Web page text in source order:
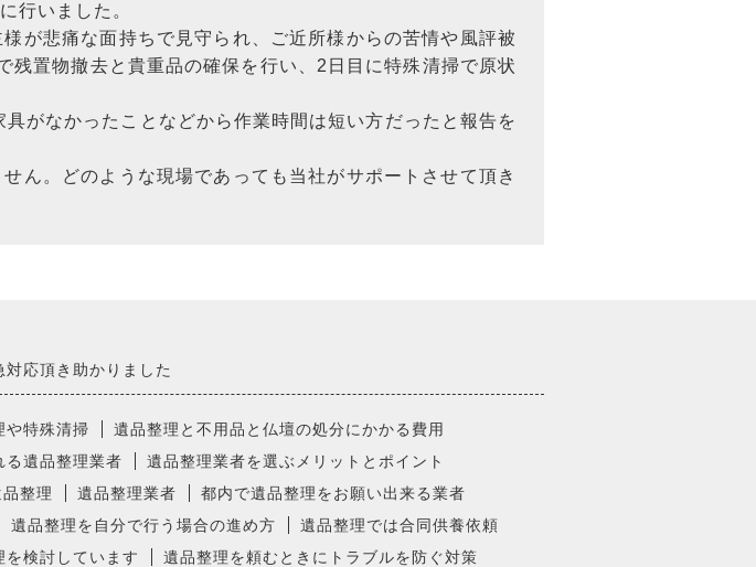
行いました。
が悲痛な面持ちで見守られ、ご近所様からの苦情や風評被
置物撤去と貴重品の確保を行い、2日目に特殊清掃で原状
がなかったことなどから作業時間は短い方だったと報告を
ん。どのような現場であっても当社がサポートさせて頂き
応頂き助かりました
や特殊清掃
遺品整理と不用品と仏壇の処分にかかる費用
る遺品整理業者
遺品整理業者を選ぶメリットとポイント
整理 遺品整理業者
都内で遺品整理をお願い出来る業者
遺品整理を自分で行う場合の進め方
遺品整理では合同供養依頼
を検討しています
遺品整理を頼むときにトラブルを防ぐ対策